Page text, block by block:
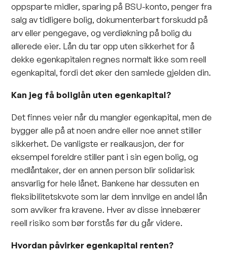
oppsparte midler, sparing på BSU-konto, penger fra
salg av tidligere bolig, dokumenterbart forskudd på
arv eller pengegave, og verdiøkning på bolig du
allerede eier. Lån du tar opp uten sikkerhet for å
dekke egenkapitalen regnes normalt ikke som reell
egenkapital, fordi det øker den samlede gjelden din.
Kan jeg få boliglån uten egenkapital?
Det finnes veier når du mangler egenkapital, men de
bygger alle på at noen andre eller noe annet stiller
sikkerhet. De vanligste er realkausjon, der for
eksempel foreldre stiller pant i sin egen bolig, og
medlåntaker, der en annen person blir solidarisk
ansvarlig for hele lånet. Bankene har dessuten en
fleksibilitetskvote som lar dem innvilge en andel lån
som avviker fra kravene. Hver av disse innebærer
reell risiko som bør forstås før du går videre.
Hvordan påvirker egenkapital renten?